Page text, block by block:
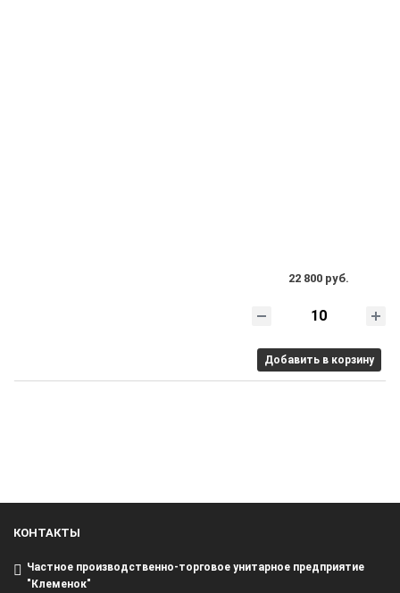
22 800 руб.
Добавить в корзину
КОНТАКТЫ
Частное производственно-торговое унитарное предприятие
"Клеменок"